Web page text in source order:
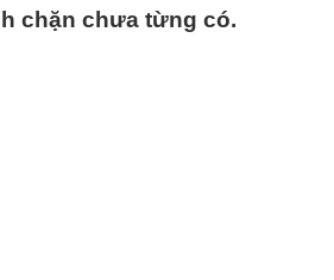
chặn chưa từng có.